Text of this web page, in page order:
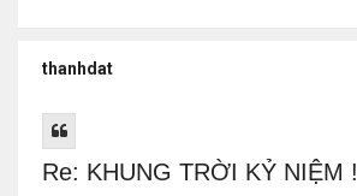
thanhdat
Re: KHUNG TRỜI KỶ NIỆM !